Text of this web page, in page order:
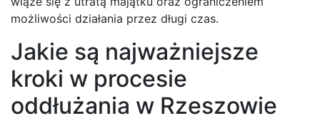
możliwości działania przez długi czas.
Jakie są najważniejsze
kroki w procesie
oddłużania w Rzeszowie